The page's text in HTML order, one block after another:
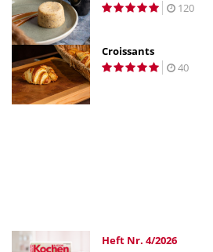
120
Croissants
40
Heft Nr. 4/2026